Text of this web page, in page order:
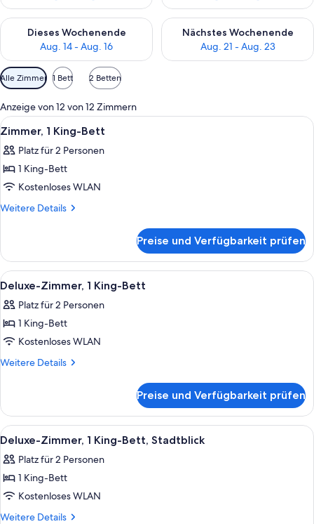
Dieses Wochenende
Aug. 14 - Aug. 16
Überprüfe die Verfügbarkeit für dieses Wochenende, Aug. 14
Nächstes Wochenende
Aug. 21 - Aug. 23
Überprüfe die Verfügbarkeit
Verfügbare
Filter
für
Zimmer
Alle Zimmer 1 Bett 2 Betten
Anzeige von 12 von 12 Zimmern
Alle
Fotos
für
Zimmer,
1 King-
Bett
Ein ordentlich bezogenes Bett mit
10
Zimmer, 1 King-Bett
Platz für 2 Personen
1 King-Bett
Kostenloses WLAN
Weitere Details
Weitere
1 King-
Bett
Preise und Verfügbarkeit prüfen
Alle
Fotos
für
Deluxe-
Zimmer,
1 King-
Ein Hotelzimmer mit einem Bett,
11
Deluxe-Zimmer, 1 King-Bett
Platz für 2 Personen
1 King-Bett
Kostenloses WLAN
Weitere Details
Weitere
Zimmer,
1 King-
Bett
Preise und Verfügbarkeit prüfen
Alle
Fotos
für
Deluxe-
Zimmer,
1 King-
Ein Hotelzimmer mit einem Bett,
11
Deluxe-Zimmer, 1 King-Bett, Stadtblick
Platz für 2 Personen
1 King-Bett
Kostenloses WLAN
Weitere Details
Weitere